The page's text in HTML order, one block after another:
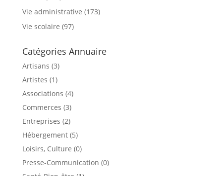
Vie administrative (173)
Vie scolaire (97)
Catégories Annuaire
Artisans (3)
Artistes (1)
Associations (4)
Commerces (3)
Entreprises (2)
Hébergement (5)
Loisirs, Culture (0)
Presse-Communication (0)